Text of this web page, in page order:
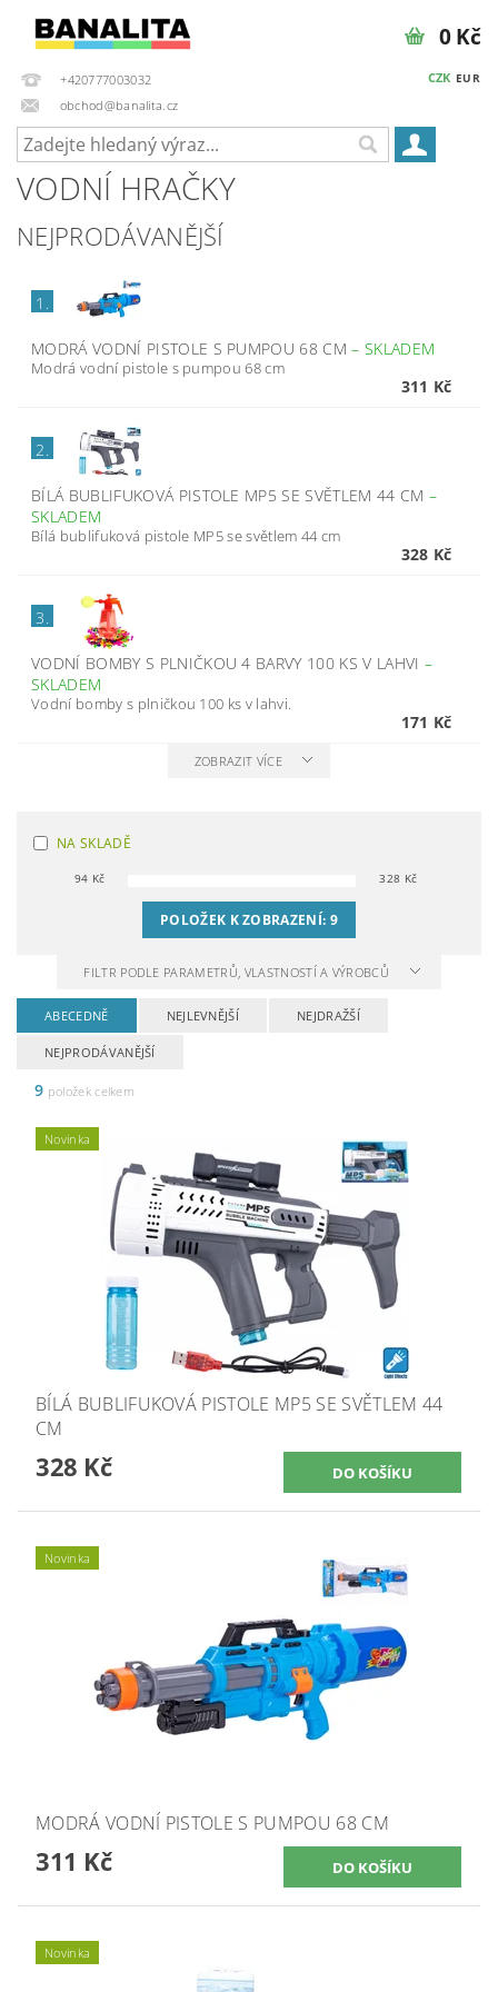
+420777003032
obchod@banalita.cz
CZK EUR
0 Kč
VODNÍ HRAČKY
NEJPRODÁVANĚJŠÍ
1.
MODRÁ VODNÍ PISTOLE S PUMPOU 68 CM– SKLADEM
Modrá vodní pistole s pumpou 68 cm
311 Kč
2.
BÍLÁ BUBLIFUKOVÁ PISTOLE MP5 SE SVĚTLEM 44 CM –
SKLADEM
Bílá bublifuková pistole MP5 se světlem 44 cm
328 Kč
3.
VODNÍ BOMBY S PLNIČKOU 4 BARVY 100 KS V LAHVI –
SKLADEM
Vodní bomby s plničkou 100 ks v lahvi.
171 Kč
ZOBRAZIT VÍCE
NA SKLADĚ
94 Kč 328 Kč
POLOŽEK K ZOBRAZENÍ: 9
FILTR PODLE PARAMETRŮ, VLASTNOSTÍ A VÝROBCŮ
ABECEDNĚ NEJLEVNĚJŠÍ NEJDRAŽŠÍ
NEJPRODÁVANĚJŠÍ
9 položek celkem
Novinka
BÍLÁ BUBLIFUKOVÁ PISTOLE MP5 SE SVĚTLEM 44
CM
328 Kč
Novinka
MODRÁ VODNÍ PISTOLE S PUMPOU 68 CM
311 Kč
Novinka